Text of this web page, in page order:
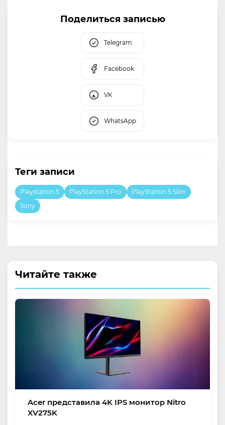
Поделиться записью
Telegram
Facebook
VK
WhatsApp
Теги записи
Playstation 5 PlayStation 5 Pro
PlayStation 5 Slim
Sony
Читайте также
Acer представила 4K IPS монитор Nitro
XV275K